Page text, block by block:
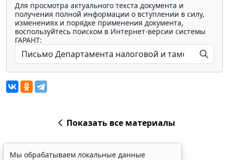
Для просмотра актуального текста документа и
получения полной информации о вступлении в силу,
изменениях и порядке применения документа,
воспользуйтесь поиском в Интернет-версии системы
ГАРАНТ:
Показать все материалы
Мы обрабатываем локальные данные